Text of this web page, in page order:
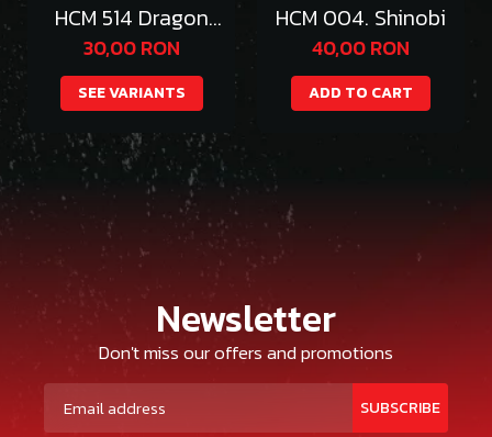
HCM 514 Dragon
Emperor Thazgeth
30,00 RON
SEE VARIANTS
HCM 004. Shinobi
40,00 RON
ADD TO CART
Newsletter
Don't miss our offers and promotions